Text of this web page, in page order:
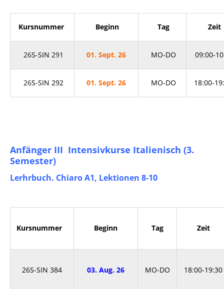
Kursnummer Beginn Tag Zeit
26S-SIN 291 01. Sept. 26 MO-DO 09:00-
26S-SIN 292 01. Sept. 26 MO-DO 18:00-
Anfänger III Intensivkurse Italienisch (3.
Semester)
Lerhrbuch. Chiaro A1, Lektionen 8-10
Kursnummer Beginn Tag Zeit
26S-SIN 384 03. Aug. 26 MO-DO 18:00-19:30